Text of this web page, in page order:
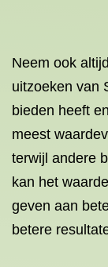
Neem ook
uitzoeken van
bieden heeft
meest
terwijl andere
kan het
geven aan
betere